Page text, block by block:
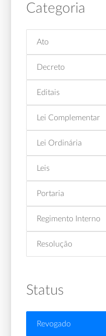
Categoria
Ato
Decreto
Editais
Lei Complementar
Lei Ordinária
Leis
Portaria
Regimento Interno
Resolução
Status
Revogado